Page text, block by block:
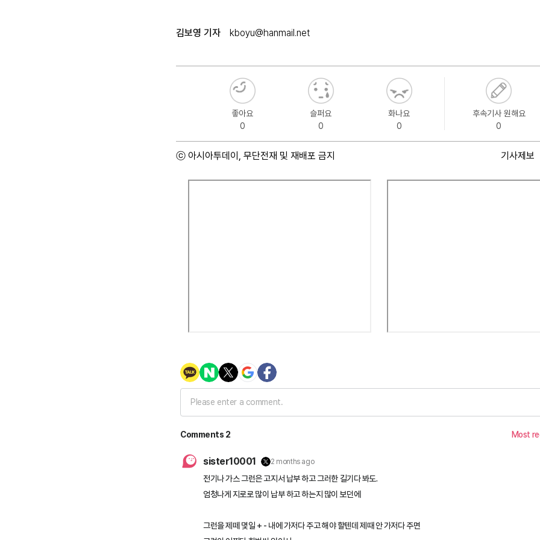
김보영 기자 kboyu@hanmail.net
좋아요
0
슬퍼요
0
화나요
0
후속기사 원해요
0
ⓒ 아시아투데이, 무단전재 및 재배포 금지 기사제보